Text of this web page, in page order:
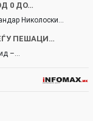
0 ДО…
Николоски…
ПЕШАЦИ…
–…